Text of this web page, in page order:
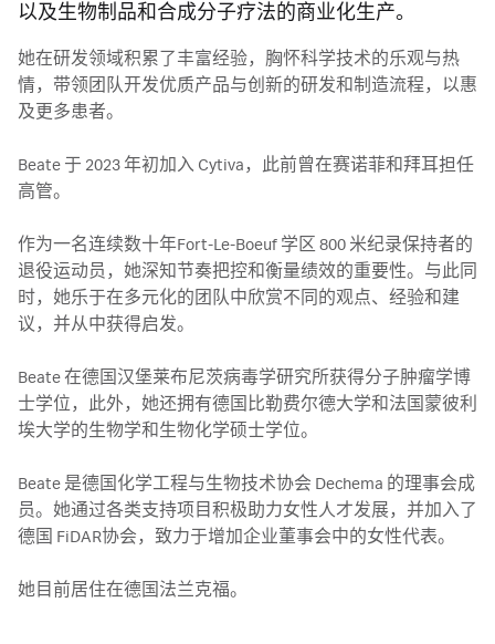
以及生物制品和合成分子疗法的商业化生产。
她在研发领域积累了丰富经验，胸怀科学技术的乐观与热
情，带领团队开发优质产品与创新的研发和制造流程，以惠
及更多患者。
Beate 于 2023 年初加入 Cytiva，此前曾在赛诺菲和拜耳担任
高管。
作为一名连续数十年Fort-Le-Boeuf 学区 800 米纪录保持者的
退役运动员，她深知节奏把控和衡量绩效的重要性。与此同
时，她乐于在多元化的团队中欣赏不同的观点、经验和建
议，并从中获得启发。
Beate 在德国汉堡莱布尼茨病毒学研究所获得分子肿瘤学博
士学位，此外，她还拥有德国比勒费尔德大学和法国蒙彼利
埃大学的生物学和生物化学硕士学位。
Beate 是德国化学工程与生物技术协会 Dechema 的理事会成
员。她通过各类支持项目积极助力女性人才发展，并加入了
德国 FiDAR协会，致力于增加企业董事会中的女性代表。
她目前居住在德国法兰克福。